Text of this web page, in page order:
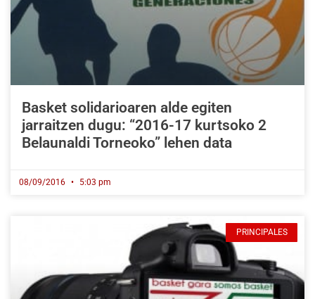
Basket solidarioaren alde egiten
jarraitzen dugu: “2016-17 kurtsoko 2
Belaunaldi Torneoko” lehen data
08/09/2016 5:03 pm
PRINCIPALES